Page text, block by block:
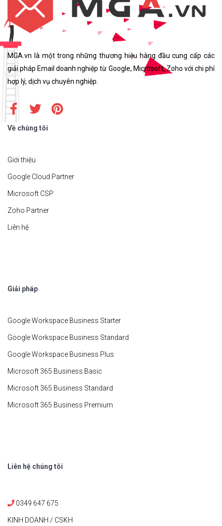
MGA.vn là một trong những thương hiệu hàng đầu cung cấp các
giải pháp Email doanh nghiệp từ Google, Microsoft, Zoho với chi phí
hợp lý, dịch vụ chuyên nghiệp.
Về chúng tôi
Giới thiệu
Google Cloud Partner
Microsoft CSP
Zoho Partner
Liên hệ
Giải pháp
Google Workspace Business Starter
Google Workspace Business Standard
Google Workspace Business Plus
Microsoft 365 Business Basic
Microsoft 365 Business Standard
Microsoft 365 Business Premium
Liên hệ chúng tôi
0349 647 675
KINH DOANH / CSKH